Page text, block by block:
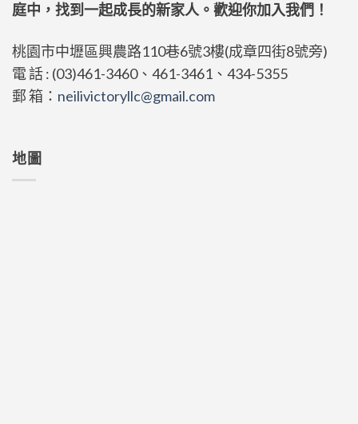
庭中，找到一起成長的新家人。歡迎你加入我們！
桃園市中壢區興農路110巷6號3樓(成章四街8號旁)
電 話 : (03)461-3460、461-3461、434-5355
郵 箱： neilivictoryllc@gmail.com
地圖